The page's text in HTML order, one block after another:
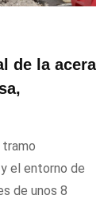
de la acera
tramo
el entorno de
de unos 8